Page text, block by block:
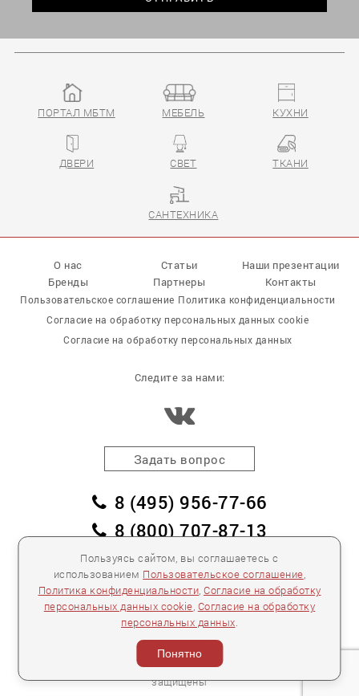
Пользуясь сайтом, вы соглашаетесь с
использованием Пользовательское соглашение
Политика конфиденциальности Согласие на обработку
персональных данных cookie Согласие на обработку
персональных данных
Понятно
ПОРТАЛ МБТМ МЕБЕЛЬ КУХНИ
ДВЕРИ СВЕТ ТКАНИ
САНТЕХНИКА
О нас Статьи
Наши презентации
Бренды
Партнеры Контакты
Пользовательское соглашение Политика конфиденциальности
Согласие на обработку персональных данных cookie
Согласие на обработку персональных данных
Следите за нами:
Задать вопрос
8 (495) 956-77-66
8 (800) 707-87-13
заказать обратный звонок
пл. Победы, дом 2, корпус 2
Для спецификаций и предложений:info@mebelclub.ru
Выставленные на данном сайте предложения
публичной офертой не являются.
Количество товара ограничено.
2026 «Интерьерный салон №1» Все права
защищены